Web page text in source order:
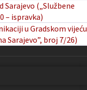
Sarajevo („Službene
– ispravka)
u Gradskom vijeću
Sarajevo”, broj 7/26)